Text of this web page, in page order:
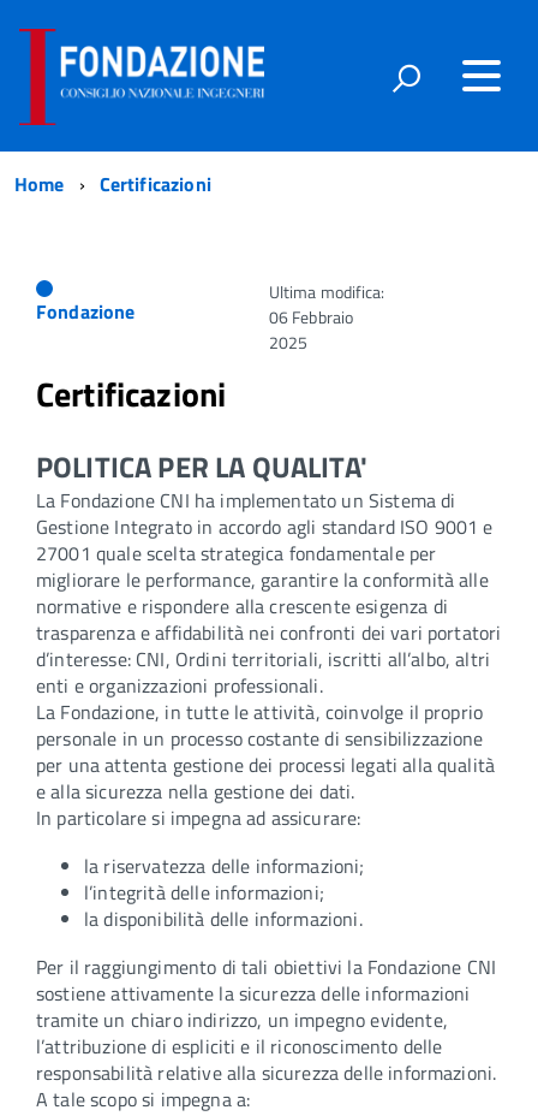
Home Certificazioni
Fondazione
Ultima modifica:
06 Febbraio
2025
Certificazioni
POLITICA PER LA QUALITA'
La Fondazione CNI ha implementato un Sistema di
Gestione Integrato in accordo agli standard ISO 9001 e
27001 quale scelta strategica fondamentale per
migliorare le performance, garantire la conformità alle
normative e rispondere alla crescente esigenza di
trasparenza e affidabilità nei confronti dei vari portatori
d’interesse: CNI, Ordini territoriali, iscritti all’albo, altri
enti e organizzazioni professionali.
La Fondazione, in tutte le attività, coinvolge il proprio
personale in un processo costante di sensibilizzazione
per una attenta gestione dei processi legati alla qualità
e alla sicurezza nella gestione dei dati.
In particolare si impegna ad assicurare:
la riservatezza delle informazioni;
l’integrità delle informazioni;
la disponibilità delle informazioni.
Per il raggiungimento di tali obiettivi la Fondazione CNI
sostiene attivamente la sicurezza delle informazioni
tramite un chiaro indirizzo, un impegno evidente,
l’attribuzione di espliciti e il riconoscimento delle
responsabilità relative alla sicurezza delle informazioni.
A tale scopo si impegna a: